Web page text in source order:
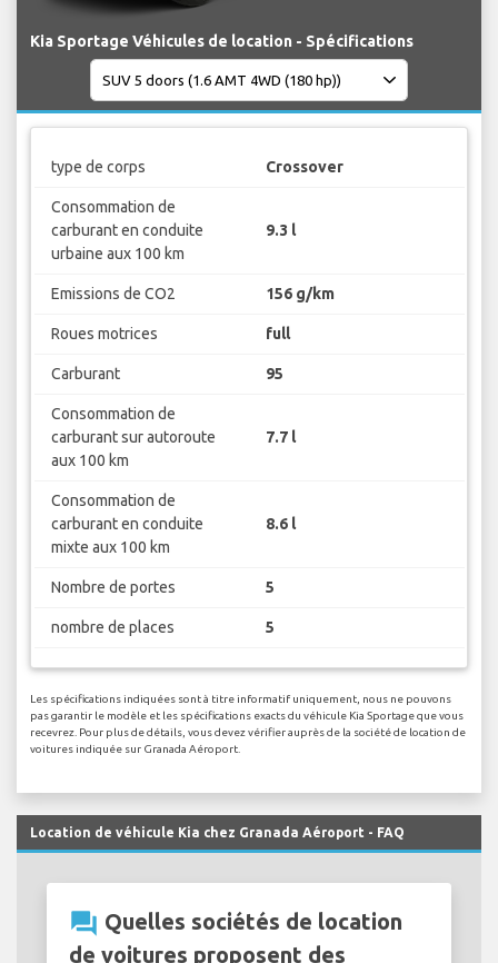
Kia Sportage Véhicules de location - Spécifications
type de corps Crossover
Consommation de
carburant en conduite
urbaine aux 100 km
9.3 l
Emissions de CO2 156 g/km
Roues motrices full
Carburant 95
Consommation de
carburant sur autoroute
aux 100 km
7.7 l
Consommation de
carburant en conduite
mixte aux 100 km
8.6 l
Nombre de portes 5
nombre de places 5
Les spécifications indiquées sont à titre informatif uniquement, nous ne pouvons
pas garantir le modèle et les spécifications exacts du véhicule Kia Sportage que vous
recevrez. Pour plus de détails, vous devez vérifier auprès de la société de location de
voitures indiquée sur Granada Aéroport.
Location de véhicule Kia chez Granada Aéroport - FAQ
question_answer Quelles sociétés de location
de voitures proposent des